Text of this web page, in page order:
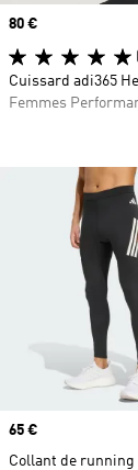
Prix
65 €
Collant de running
Prix
80 €
Cuissard adi365
Femmes